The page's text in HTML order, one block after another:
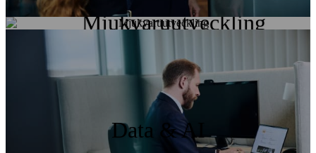
Mjukvaruutveckling
Data & AI